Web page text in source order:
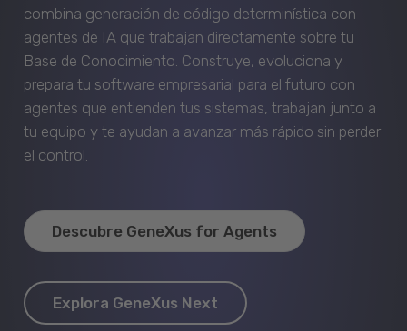
combina generación de código determinística con
agentes de IA que trabajan directamente sobre tu
Base de Conocimiento. Construye, evoluciona y
prepara tu software empresarial para el futuro con
agentes que entienden tus sistemas, trabajan junto a
tu equipo y te ayudan a avanzar más rápido sin perder
el control.
Descubre GeneXus for Agents
Explora GeneXus Next